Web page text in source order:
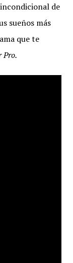
de
sueños más
que te
Pro.